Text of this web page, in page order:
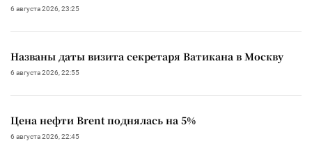
6 августа 2026, 23:25
Названы даты визита секретаря Ватикана в Москву
6 августа 2026, 22:55
Цена нефти Brent поднялась на 5%
6 августа 2026, 22:45